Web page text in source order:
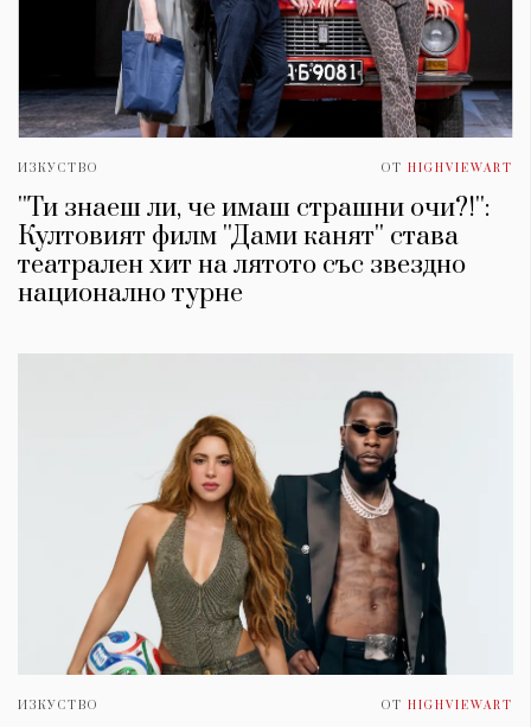
ИЗКУСТВО ОТ HIGHVIEWART
''Ти знаеш ли, че имаш страшни очи?!'':
Култовият филм ''Дами канят'' става
театрален хит на лятото със звездно
национално турне
ИЗКУСТВО ОТ HIGHVIEWART